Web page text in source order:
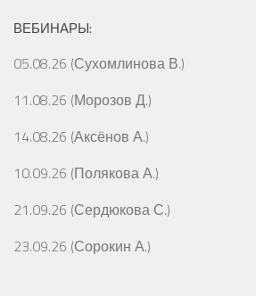
ВЕБИНАРЫ:
05.08.26 (Сухомлинова В.)
11.08.26 (Морозов Д.)
14.08.26 (Аксёнов А.)
10.09.26 (Полякова А.)
21.09.26 (Сердюкова С.)
23.09.26 (Сорокин А.)